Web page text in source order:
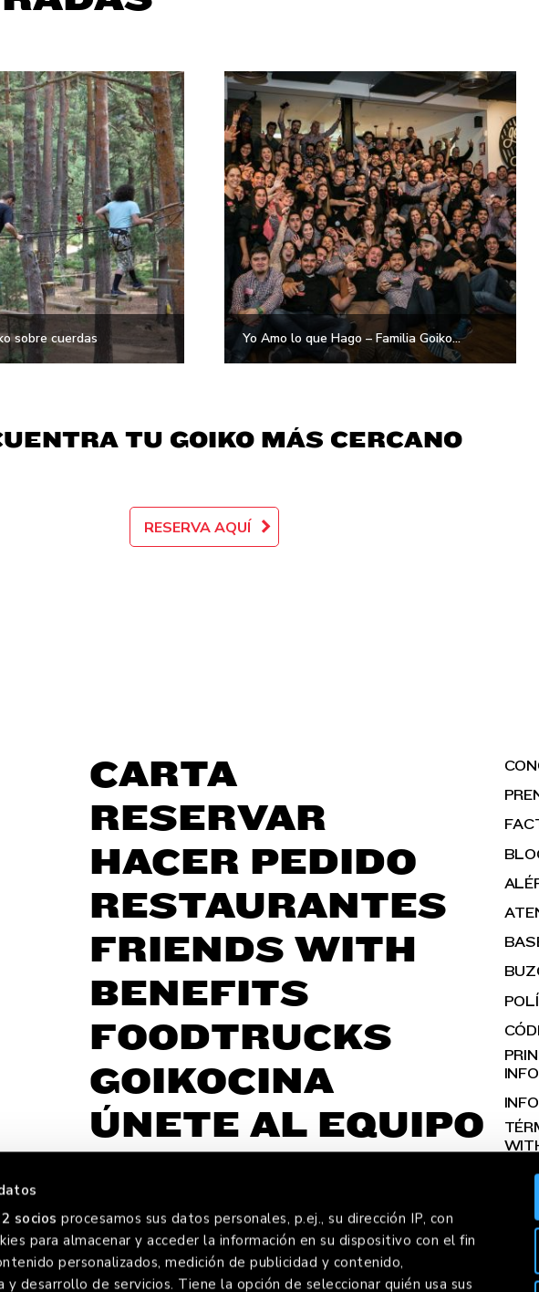
socios procesamos sus datos personales, p.ej., su dirección IP, con
para almacenar y acceder la información en su dispositivo con el fin
personalizados, medición de publicidad y contenido,
y desarrollo de servicios. Tiene la opción de seleccionar quién usa sus
sobre cuerdas Yo Amo lo que Hago – Familia Goiko...
TU GOIKO MÁS CERCANO
RESERVA AQUÍ
CARTA
RESERVAR
HACER PEDIDO
RESTAURANTES
FRIENDS WITH
BENEFITS
FOODTRUCKS
GOIKOCINA
ÚNETE AL EQUIPO